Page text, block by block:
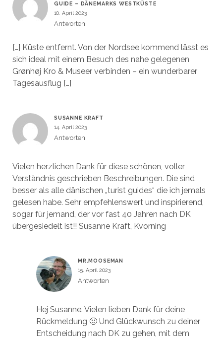
GUIDE – DÄNEMARKS WESTKÜSTE
10. April 2023
Antworten
[…] Küste entfernt. Von der Nordsee kommend lässt es
sich ideal mit einem Besuch des nahe gelegenen
Grønhøj Kro & Museer verbinden – ein wunderbarer
Tagesausflug […]
SUSANNE KRAFT
14. April 2023
Antworten
Vielen herzlichen Dank für diese schönen, voller
Verständnis geschrieben Beschreibungen. Die sind
besser als alle dänischen „turist guides“ die ich jemals
gelesen habe. Sehr empfehlenswert und inspirierend,
sogar für jemand, der vor fast 40 Jahren nach DK
übergesiedelt ist!! Susanne Kraft, Kvorning
MR.MOOSEMAN
15. April 2023
Antworten
Hej Susanne. Vielen lieben Dank für deine
Rückmeldung 🙂 Und Glückwunsch zu deiner
Entscheidung nach DK zu gehen, mit dem